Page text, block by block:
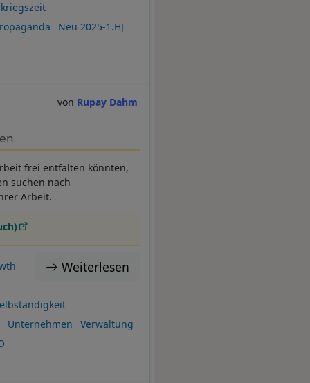
Neu 2025-1.HJ
Rupay Dahm
frei entfalten könnten,
suchen nach
Arbeit.
Weiterlesen
Unternehmen
Verwaltung